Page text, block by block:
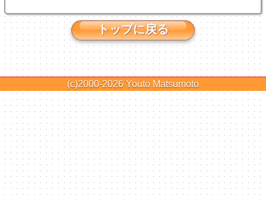
トップに戻る
(c)2000-2026 Youto Matsumoto